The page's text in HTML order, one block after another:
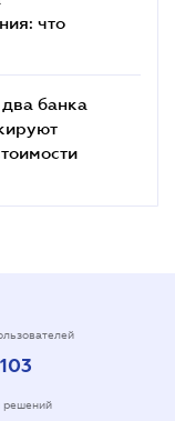
что
банка
решений